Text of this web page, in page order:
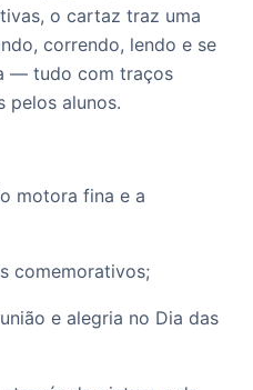
o cartaz traz uma
correndo, lendo e se
— tudo com traços
pelos alunos.
motora fina e a
comemorativos;
e alegria no Dia das